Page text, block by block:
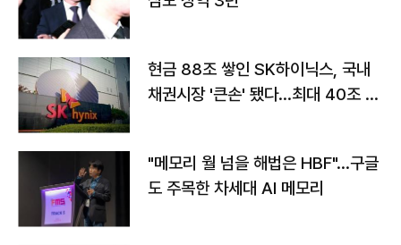
현금 88조 쌓인 SK하이닉스, 국내
채권시장 '큰손' 됐다…최대 40조 투
"메모리 월 넘을 해법은 HBF"…구글
도 주목한 차세대 AI 메모리